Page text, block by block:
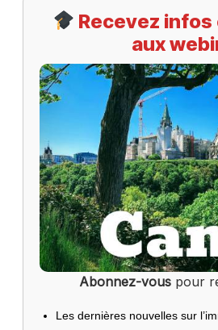
Recevez
aux
Abonnez-vouspour
Les dernières nouvelles sur